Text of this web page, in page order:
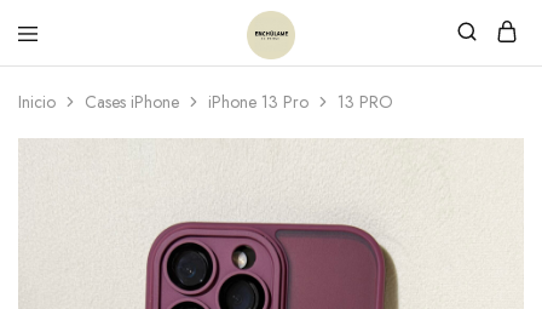
Inicio Cases iPhone iPhone 13 Pro 13 PRO